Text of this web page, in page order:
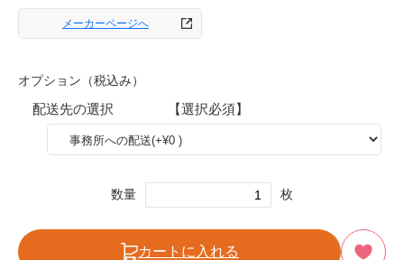
メーカーページへ
オプション（税込み）
配送先の選択 【選択必須】
数量 枚
カートに入れる